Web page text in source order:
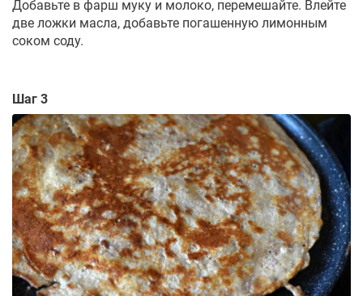
Добавьте в фарш муку и молоко, перемешайте. Влейте
две ложки масла, добавьте погашенную лимонным
соком соду.
Шаг 3